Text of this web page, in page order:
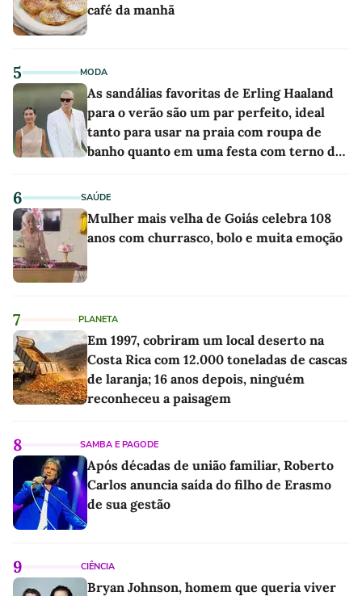
café da manhã
5 MODA
As sandálias favoritas de Erling Haaland
para o verão são um par perfeito, ideal
tanto para usar na praia com roupa de
banho quanto em uma festa com terno de
6 SAÚDE
Mulher mais velha de Goiás celebra 108
anos com churrasco, bolo e muita emoção
7 PLANETA
Em 1997, cobriram um local deserto na
Costa Rica com 12.000 toneladas de cascas
de laranja; 16 anos depois, ninguém
reconheceu a paisagem
8 SAMBA E PAGODE
Após décadas de união familiar, Roberto
Carlos anuncia saída do filho de Erasmo
de sua gestão
9 CIÊNCIA
Bryan Johnson, homem que queria viver